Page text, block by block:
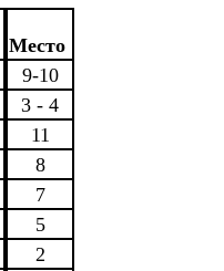
Место
9-10
3 - 4
11
8
7
5
2